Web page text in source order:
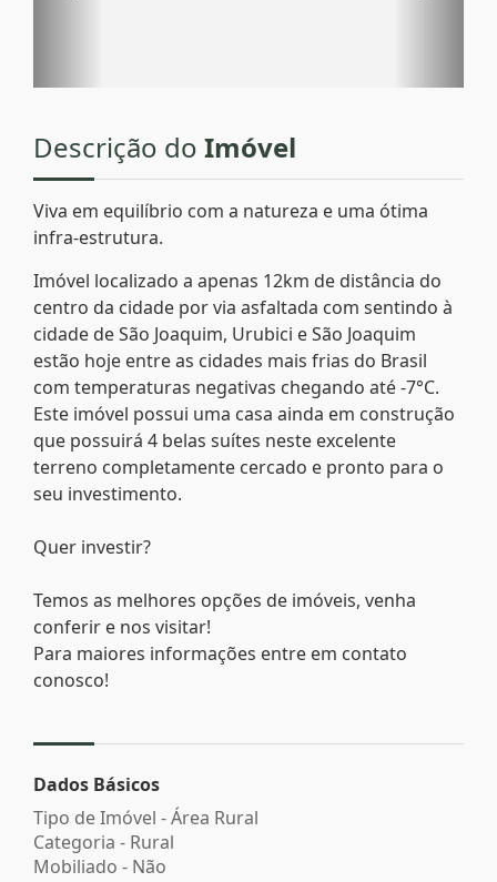
Descrição do Imóvel
Viva em equilíbrio com a natureza e uma ótima
infra-estrutura.
Imóvel localizado a apenas 12km de distância do
centro da cidade por via asfaltada com sentindo à
cidade de São Joaquim, Urubici e São Joaquim
estão hoje entre as cidades mais frias do Brasil
com temperaturas negativas chegando até -7°C.
Este imóvel possui uma casa ainda em construção
que possuirá 4 belas suítes neste excelente
terreno completamente cercado e pronto para o
seu investimento.
Quer investir?
Temos as melhores opções de imóveis, venha
conferir e nos visitar!
Para maiores informações entre em contato
conosco!
Dados Básicos
Tipo de Imóvel - Área Rural
Categoria - Rural
Mobiliado - Não